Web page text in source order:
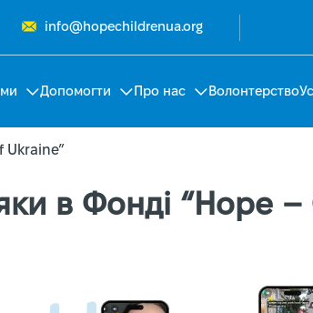
info@hopechildrenua.org
Допомогти Про нас Волонтерство
Ukraine”
в Фонді “Hope